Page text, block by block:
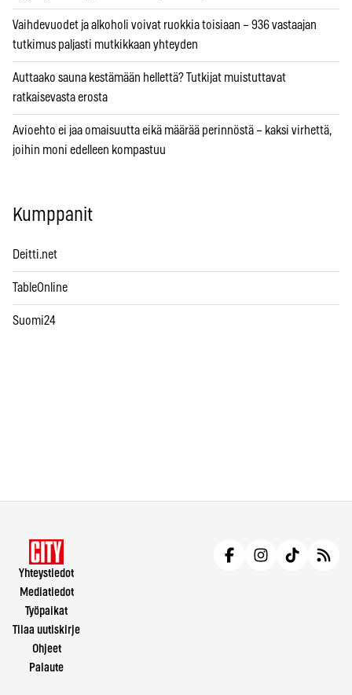
Vaihdevuodet ja alkoholi voivat ruokkia toisiaan – 936 vastaajan
tutkimus paljasti mutkikkaan yhteyden
Auttaako sauna kestämään hellettä? Tutkijat muistuttavat
ratkaisevasta erosta
Avioehto ei jaa omaisuutta eikä määrää perinnöstä – kaksi virhettä,
joihin moni edelleen kompastuu
Kumppanit
Deitti.net
TableOnline
Suomi24
Yhteystiedot
Mediatiedot
Työpaikat
Tilaa uutiskirje
Ohjeet
Palaute